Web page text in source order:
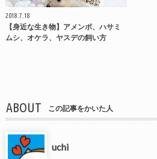
2018.7.18
【身近な生き物】アメンボ、ハサミ
ムシ、オケラ、ヤスデの飼い方
ABOUT この記事をかいた人
uchi